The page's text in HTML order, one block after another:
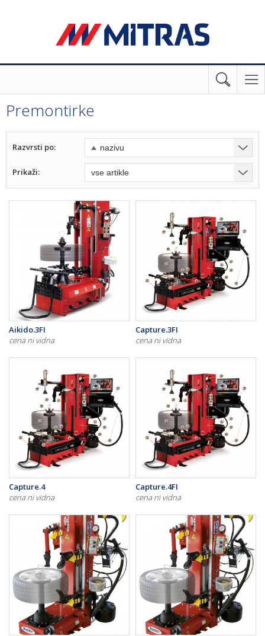
Premontirke
Razvrsti po:
Prikaži:
Aikido.3FI
cena ni vidna
Capture.3FI
cena ni vidna
Capture.4
cena ni vidna
Capture.4FI
cena ni vidna